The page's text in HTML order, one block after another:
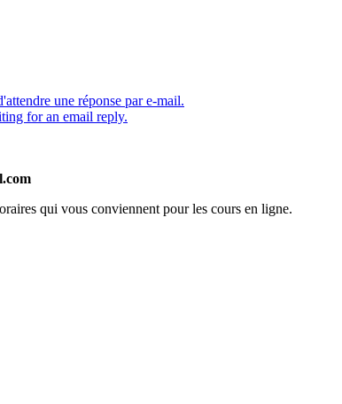
une réponse par e-mail.
for an email reply.
qui vous conviennent pour les cours en ligne.